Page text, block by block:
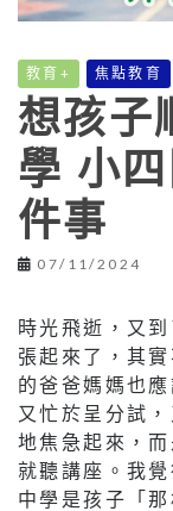
教育+ 焦點教育
想孩子
學 小
件事
07/11/2024
時光飛逝，又
張起來了，其
的爸爸媽媽也
又忙於呈分試
地焦急起來，
就聽講座。我
中學是孩子「那